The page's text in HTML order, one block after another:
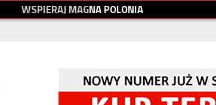
WSPIERAJMAGNAPOLONIA